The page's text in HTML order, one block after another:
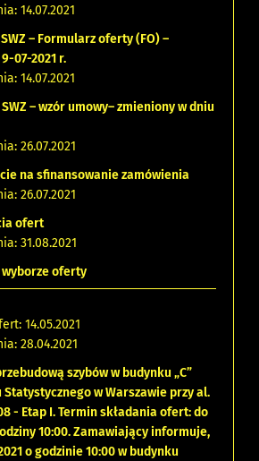
14.07.2021
– Formularz oferty (FO) –
07-2021 r.
14.07.2021
– wzór umowy– zmieniony w dniu
26.07.2021
na sfinansowanie zamówienia
26.07.2021
ofert
31.08.2021
oferty
14.05.2021
28.04.2021
szybów w budynku „C”
Statystycznego w Warszawie przy al.
- Etap I. Termin składania ofert: do
10:00. Zamawiający informuje,
o godzinie 10:00 w budynku